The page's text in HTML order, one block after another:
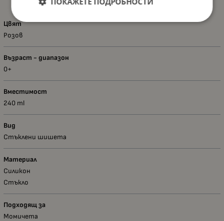
Цвят
Розов
Възраст - диапазон
0+
Вместимост
240 ml
Вид
Стъклени шишета
Материал
Силикон
Стъкло
Подходящ за
Момичета